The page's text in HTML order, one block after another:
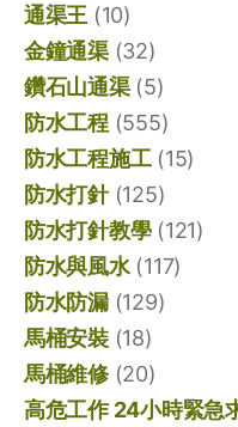
通渠王 (10)
金鐘通渠(32)
鑽石山通渠(5)
防水工程(555)
防水工程施工(15)
防水打針(125)
防水打針教學(121)
防水與風水(117)
防水防漏(129)
馬桶安裝(18)
馬桶維修(20)
高危工作 24小時緊急